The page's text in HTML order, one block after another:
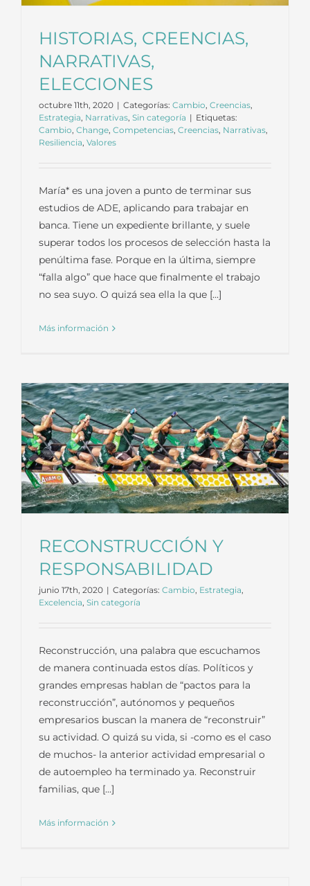
HISTORIAS, CREENCIAS,
NARRATIVAS,
ELECCIONES
octubre 11th, 2020 | Categorías: Cambio, Creencias,
Estrategia, Narrativas, Sin categoría | Etiquetas:
Cambio, Change, Competencias, Creencias, Narrativas,
Resiliencia, Valores
María* es una joven a punto de terminar sus
estudios de ADE, aplicando para trabajar en
banca. Tiene un expediente brillante, y suele
superar todos los procesos de selección hasta la
penúltima fase. Porque en la última, siempre
“falla algo” que hace que finalmente el trabajo
no sea suyo. O quizá sea ella la que [...]
Más información
RECONSTRUCCIÓN Y
RESPONSABILIDAD
junio 17th, 2020 | Categorías: Cambio, Estrategia,
Excelencia, Sin categoría
Reconstrucción, una palabra que escuchamos
de manera continuada estos días. Políticos y
grandes empresas hablan de “pactos para la
reconstrucción”, autónomos y pequeños
empresarios buscan la manera de “reconstruir”
su actividad. O quizá su vida, si -como es el caso
de muchos- la anterior actividad empresarial o
de autoempleo ha terminado ya. Reconstruir
familias, que [...]
Más información